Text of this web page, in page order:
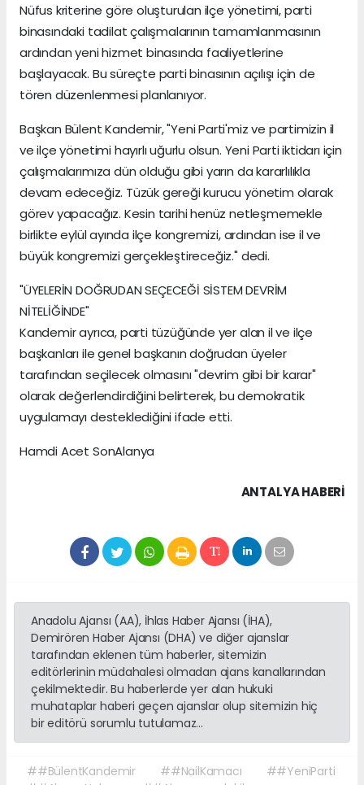
Nüfus kriterine göre oluşturulan ilçe yönetimi, parti
binasındaki tadilat çalışmalarının tamamlanmasının
ardından yeni hizmet binasında faaliyetlerine
başlayacak. Bu süreçte parti binasının açılışı için de
tören düzenlenmesi planlanıyor.
Başkan Bülent Kandemir, "Yeni Parti'miz ve partimizin il
ve ilçe yönetimi hayırlı uğurlu olsun. Yeni Parti iktidarı için
çalışmalarımıza dün olduğu gibi yarın da kararlılıkla
devam edeceğiz. Tüzük gereği kurucu yönetim olarak
görev yapacağız. Kesin tarihi henüz netleşmemekle
birlikte eylül ayında ilçe kongremizi, ardından ise il ve
büyük kongremizi gerçekleştireceğiz." dedi.
"ÜYELERİN DOĞRUDAN SEÇECEĞİ SİSTEM DEVRİM
NİTELİĞİNDE"
Kandemir ayrıca, parti tüzüğünde yer alan il ve ilçe
başkanları ile genel başkanın doğrudan üyeler
tarafından seçilecek olmasını "devrim gibi bir karar"
olarak değerlendirdiğini belirterek, bu demokratik
uygulamayı desteklediğini ifade etti.
Hamdi Acet SonAlanya
ANTALYA HABERİ
Anadolu Ajansı (AA), İhlas Haber Ajansı (İHA),
Demirören Haber Ajansı (DHA) ve diğer ajanslar
tarafından eklenen tüm haberler, sitemizin
editörlerinin müdahalesi olmadan ajans kanallarından
çekilmektedir. Bu haberlerde yer alan hukuki
muhataplar haberi geçen ajanslar olup sitemizin hiç
bir editörü sorumlu tutulamaz...
##BülentKandemir ##NailKamacı
##YeniParti